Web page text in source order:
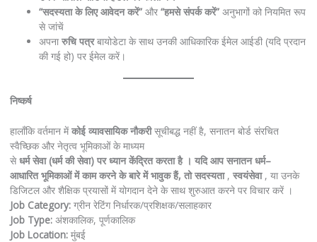
“सदस्यता के लिए आवेदन करें”और “हमसे संपर्क करें”अनुभागों को नियमित रूप
से जांचें
अपना रुचि पत्रबायोडेटा के साथ उनकी आधिकारिक ईमेल आईडी (यदि प्रदान
की गई हो) पर ईमेल करें।
निष्कर्ष
हालाँकि वर्तमान मेंकोई व्यावसायिक नौकरीसूचीबद्ध नहीं है, सनातन बोर्ड संरचित
स्वैच्छिक और नेतृत्व भूमिकाओं के माध्यम
सेधर्म सेवा(धर्म की सेवा) पर ध्यान केंद्रित करता है । यदि आप सनातन धर्म–
आधारित भूमिकाओं में काम करने के बारे में भावुक हैं, तो सदस्यता, स्वयंसेवा, या उनके
डिजिटल और शैक्षिक प्रयासों में योगदान देने के साथ शुरुआत करने पर विचार करें ।
Job Category: ग्रीन रेटिंग निर्धारक/प्रशिक्षक/सलाहकार
Job Type: अंशकालिक पूर्णकालिक
Job Location: मुंबई